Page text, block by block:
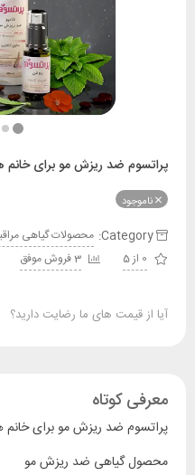
پراتسوم ضد ریزش مو برای خانم
ناموجود
Category: محصولات گیاهی
0 از 5
3 فروش موفق
آیا از قیمت های ما رضایت دارید؟
معرفی کوتاه
پراتسوم ضد ریزش مو برای خانم
محصول گیاهی ضد ریزش مو